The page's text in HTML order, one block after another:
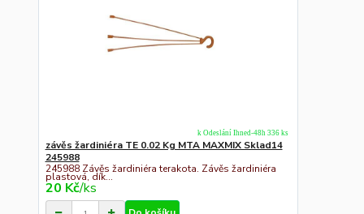
závěs žardiniéra TE 0.02 Kg MTA MAXMIX Sklad14
245988
245988 Závěs žardiniéra terakota. Závěs žardiniéra
plastová, dík...
20 Kč/ks
k Odeslání Ihned-48h 336 ks